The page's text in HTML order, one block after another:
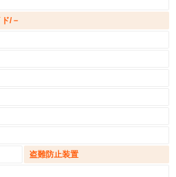
/－
盗難防止装置